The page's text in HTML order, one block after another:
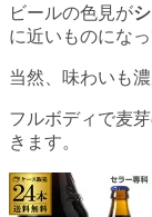
ビールの色見が
に近いものになっ
当然、味わいも濃
フルボディで麦
きます。